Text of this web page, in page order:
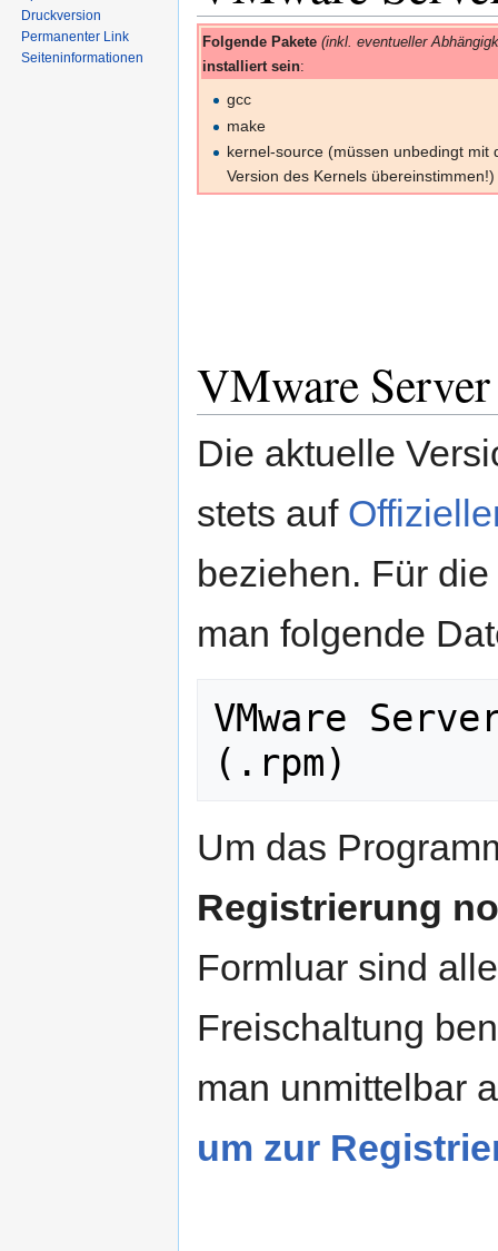
Folgende Pakete (inkl. eventueller
installiert sein:
gcc
make
kernel-source (müssen unbedingt mit
Version des Kernels übereinstimmen!)
VMware Server
Die aktuelle
stets auf
beziehen. Für
man folgende
VMware
(.rpm)
Um das
Registrierung
Formluar sind
Freischaltung
man unmittelbar
um zur
Druckversion
Permanenter Link
Seiten­informationen